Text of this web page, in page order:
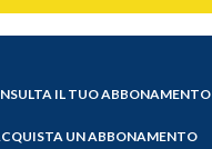
IL TUO ABBONAMENTO
UN ABBONAMENTO